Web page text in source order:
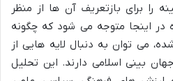
را برای بازتعریف آن ها از منظر
در اینجا متوجه می شود که چگونه
می توان به دنبال لایه هایی از
بینی اسلامی دارند. این تحلیل